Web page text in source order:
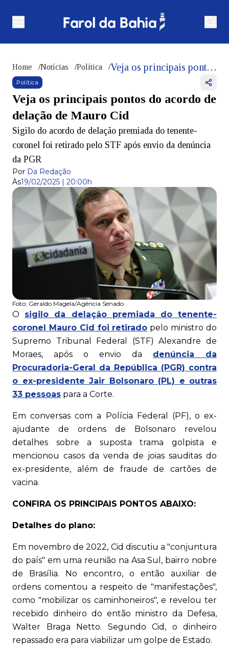
Home /Notícias /Política / Veja os principais pontos do acordo de delação de Mauro Cid
Política
Veja os principais pontos do acordo de
delação de Mauro Cid
Sigilo do acordo de delação premiada do tenente-
coronel foi retirado pelo STF após envio da denúncia
da PGR
Por Da Redação
Às19/02/2025 | 20:00h
Foto: Geraldo Magela/Agência Senado
O sigilo da delação premiada do tenente-
coronel Mauro Cid foi retirado pelo ministro do
Supremo Tribunal Federal (STF) Alexandre de
Moraes, após o envio da denúncia da
Procuradoria-Geral da República (PGR) contra
o ex-presidente Jair Bolsonaro (PL) e outras
33 pessoas para a Corte.
Em conversas com a Polícia Federal (PF), o ex-
ajudante de ordens de Bolsonaro revelou
detalhes sobre a suposta trama golpista e
mencionou casos da venda de joias sauditas do
ex-presidente, além de fraude de cartões de
vacina.
CONFIRA OS PRINCIPAIS PONTOS ABAIXO:
Detalhes do plano:
Em novembro de 2022, Cid discutiu a "conjuntura
do país" em uma reunião na Asa Sul, bairro nobre
de Brasília. No encontro, o então auxiliar de
ordens comentou a respeito de "manifestações",
como "mobilizar os caminhoneiros", e revelou ter
recebido dinheiro do então ministro da Defesa,
Walter Braga Netto. Segundo Cid, o dinheiro
repassado era para viabilizar um golpe de Estado.